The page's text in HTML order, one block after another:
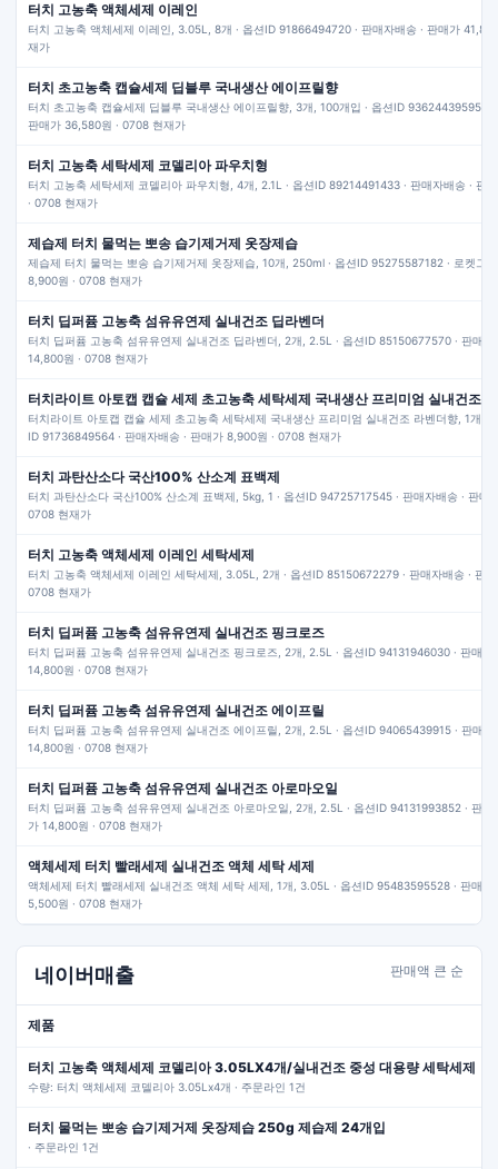
터치 고농축 액체세제 이레인
터치 고농축 액체세제 이레인, 3.05L, 8개 · 옵션ID 91866494720 · 판매자배송 · 판매가
재가
터치 초고농축 캡슐세제 딥블루 국내생산 에이프릴향
터치 초고농축 캡슐세제 딥블루 국내생산 에이프릴향, 3개, 100개입 · 옵션ID 93624439595 ·
판매가 36,580원 · 0708 현재가
터치 고농축 세탁세제 코델리아 파우치형
터치 고농축 세탁세제 코델리아 파우치형, 4개, 2.1L · 옵션ID 89214491433 · 판매자배송 · 판
· 0708 현재가
제습제 터치 물먹는 뽀송 습기제거제 옷장제습
제습제 터치 물먹는 뽀송 습기제거제 옷장제습, 10개, 250ml · 옵션ID 95275587182 · 로켓그
8,900원 · 0708 현재가
터치 딥퍼퓸 고농축 섬유유연제 실내건조 딥라벤더
터치 딥퍼퓸 고농축 섬유유연제 실내건조 딥라벤더, 2개, 2.5L · 옵션ID 85150677570 · 판매자
14,800원 · 0708 현재가
터치라이트 아토캡 캡슐 세제 초고농축 세탁세제 국내생산 프리미엄 실내건조
터치라이트 아토캡 캡슐 세제 초고농축 세탁세제 국내생산 프리미엄 실내건조 라벤더향, 1개,
ID 91736849564 · 판매자배송 · 판매가 8,900원 · 0708 현재가
터치 과탄산소다 국산100% 산소계 표백제
터치 과탄산소다 국산100% 산소계 표백제, 5kg, 1 · 옵션ID 94725717545 · 판매자배송 · 판매
0708 현재가
터치 고농축 액체세제 이레인 세탁세제
터치 고농축 액체세제 이레인 세탁세제, 3.05L, 2개 · 옵션ID 85150672279 · 판매자배송 · 판
0708 현재가
터치 딥퍼퓸 고농축 섬유유연제 실내건조 핑크로즈
터치 딥퍼퓸 고농축 섬유유연제 실내건조 핑크로즈, 2개, 2.5L · 옵션ID 94131946030 · 판매자
14,800원 · 0708 현재가
터치 딥퍼퓸 고농축 섬유유연제 실내건조 에이프릴
터치 딥퍼퓸 고농축 섬유유연제 실내건조 에이프릴, 2개, 2.5L · 옵션ID 94065439915 · 판매자
14,800원 · 0708 현재가
터치 딥퍼퓸 고농축 섬유유연제 실내건조 아로마오일
터치 딥퍼퓸 고농축 섬유유연제 실내건조 아로마오일, 2개, 2.5L · 옵션ID 94131993852 · 판매
가 14,800원 · 0708 현재가
액체세제 터치 빨래세제 실내건조 액체 세탁 세제
액체세제 터치 빨래세제 실내건조 액체 세탁 세제, 1개, 3.05L · 옵션ID 95483595528 · 판매자
5,500원 · 0708 현재가
네이버매출 판매액 큰 순
제품
터치 고농축 액체세제 코델리아 3.05LX4개/실내건조 중성 대용량 세탁세제
수량: 터치 액체세제 코델리아 3.05Lx4개 · 주문라인 1건
터치 물먹는 뽀송 습기제거제 옷장제습 250g 제습제 24개입
· 주문라인 1건